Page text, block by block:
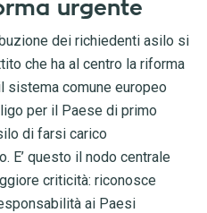
urgente
dei richiedenti asilo si
che ha al centro la riforma
sistema comune europeo
per il Paese di primo
di farsi carico
E’ questo il nodo centrale
criticità: riconosce
ai Paesi